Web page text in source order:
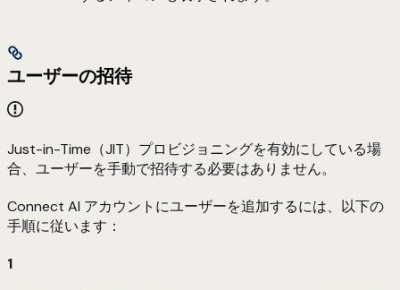
ユーザーの招待
Just-in-Time（JIT）プロビジョニングを有効にしている場
合、ユーザーを手動で招待する必要はありません。
Connect AI アカウントにユーザーを追加するには、以下の
手順に従います：
1